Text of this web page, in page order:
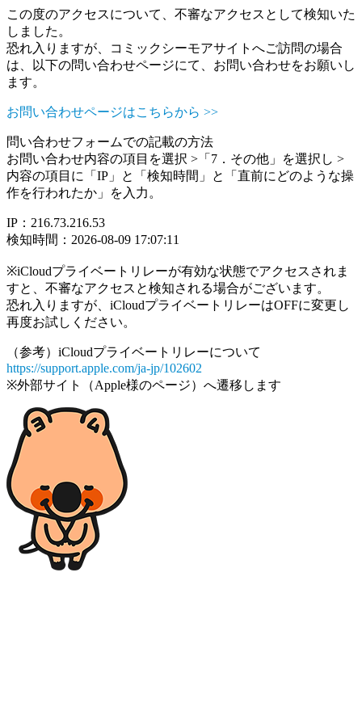
この度のアクセスについて、不審なアクセスとして検知いた
しました。
恐れ入りますが、コミックシーモアサイトへご訪問の場合
は、以下の問い合わせページにて、お問い合わせをお願いし
ます。
お問い合わせページはこちらから >>
問い合わせフォームでの記載の方法
お問い合わせ内容の項目を選択 >「7．その他」を選択し >
内容の項目に「IP」と「検知時間」と「直前にどのような操
作を行われたか」を入力。
IP：216.73.216.53
検知時間：2026-08-09 17:07:11
※iCloudプライベートリレーが有効な状態でアクセスされま
すと、不審なアクセスと検知される場合がございます。
恐れ入りますが、iCloudプライベートリレーはOFFに変更し
再度お試しください。
（参考）iCloudプライベートリレーについて
https://support.apple.com/ja-jp/102602
※外部サイト（Apple様のページ）へ遷移します